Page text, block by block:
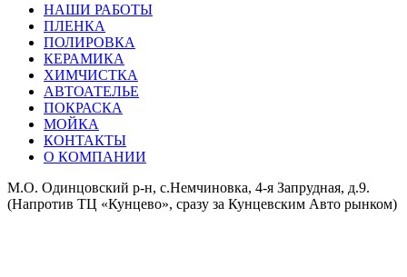
НАШИ РАБОТЫ
ПЛЕНКА
ПОЛИРОВКА
КЕРАМИКА
ХИМЧИСТКА
АВТОАТЕЛЬЕ
ПОКРАСКА
МОЙКА
КОНТАКТЫ
О КОМПАНИИ
М.О. Одинцовский р-н, с.Немчиновка, 4-я Запрудная, д.9.
(Напротив ТЦ «Кунцево», сразу за Кунцевским Авто рынком)